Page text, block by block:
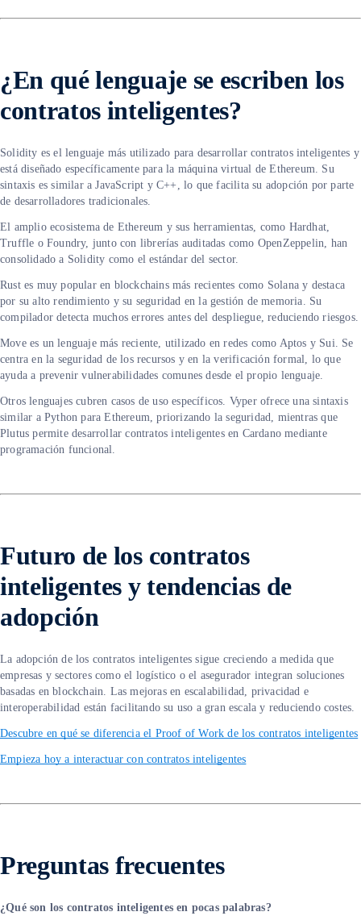
¿En qué lenguaje se escriben los
contratos inteligentes?
Solidity es el lenguaje más utilizado para desarrollar contratos inteligentes y
está diseñado específicamente para la máquina virtual de Ethereum. Su
sintaxis es similar a JavaScript y C++, lo que facilita su adopción por parte
de desarrolladores tradicionales.
El amplio ecosistema de Ethereum y sus herramientas, como Hardhat,
Truffle o Foundry, junto con librerías auditadas como OpenZeppelin, han
consolidado a Solidity como el estándar del sector.
Rust es muy popular en blockchains más recientes como Solana y destaca
por su alto rendimiento y su seguridad en la gestión de memoria. Su
compilador detecta muchos errores antes del despliegue, reduciendo riesgos.
Move es un lenguaje más reciente, utilizado en redes como Aptos y Sui. Se
centra en la seguridad de los recursos y en la verificación formal, lo que
ayuda a prevenir vulnerabilidades comunes desde el propio lenguaje.
Otros lenguajes cubren casos de uso específicos. Vyper ofrece una sintaxis
similar a Python para Ethereum, priorizando la seguridad, mientras que
Plutus permite desarrollar contratos inteligentes en Cardano mediante
programación funcional.
Futuro de los contratos
inteligentes y tendencias de
adopción
La adopción de los contratos inteligentes sigue creciendo a medida que
empresas y sectores como el logístico o el asegurador integran soluciones
basadas en blockchain. Las mejoras en escalabilidad, privacidad e
interoperabilidad están facilitando su uso a gran escala y reduciendo costes.
Descubre en qué se diferencia el Proof of Work de los contratos inteligentes
Empieza hoy a interactuar con contratos inteligentes
Preguntas frecuentes
¿Qué son los contratos inteligentes en pocas palabras?